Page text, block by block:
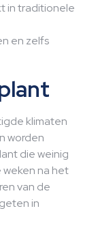
in traditionele
en zelfs
klimaten
worden
die weinig
na het
van de
in